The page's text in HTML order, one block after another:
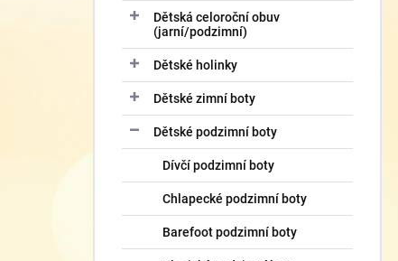
Dětská celoroční obuv
(jarní/podzimní)
Dětské holinky
Dětské zimní boty
Dětské podzimní boty
Dívčí podzimní boty
Chlapecké podzimní boty
Barefoot podzimní boty